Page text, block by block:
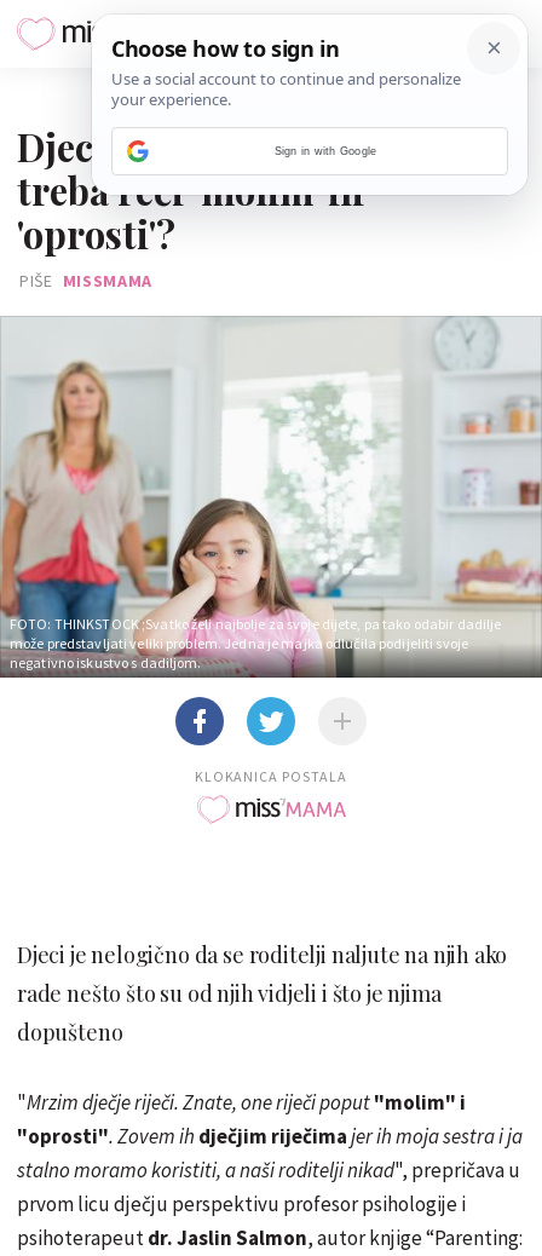
Djeca ne razumiju zašto
treba reći ‘molim’ ili
'oprosti'?
PIŠE MISSMAMA
FOTO: THINKSTOCK;Svatko želi najbolje za svoje dijete, pa tako odabir dadilje
može predstavljati veliki problem. Jedna je majka odlučila podijeliti svoje
negativno iskustvo s dadiljom.
KLOKANICA POSTALA
Djeci je nelogično da se roditelji naljute na njih ako
rade nešto što su od njih vidjeli i što je njima
dopušteno
"Mrzim dječje riječi. Znate, one riječi poput"molim" i
"oprosti". Zovem ih dječjim riječimajer ih moja sestra i ja
stalno moramo koristiti, a naši roditelji nikad", prepričava u
prvom licu dječju perspektivu profesor psihologije i
psihoterapeutdr. Jaslin Salmon, autor knjige “Parenting:
Sign in with Google